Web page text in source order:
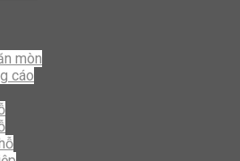
mòn
cáo